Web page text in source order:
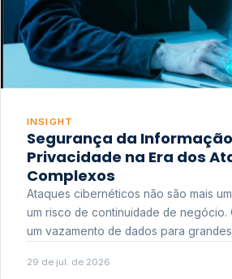
INSIGHT
Segurança da
Privacidade na Era dos
Complexos
Ataques cibernéticos não são mais
um risco de continuidade de negócio. O custo médio de
um vazamento de dados para
reputacional e o risco regulatório
29 de jul. de 2026